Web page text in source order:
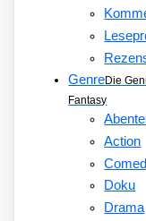
GenreDie
Fantasy
Action
Doku
Drama